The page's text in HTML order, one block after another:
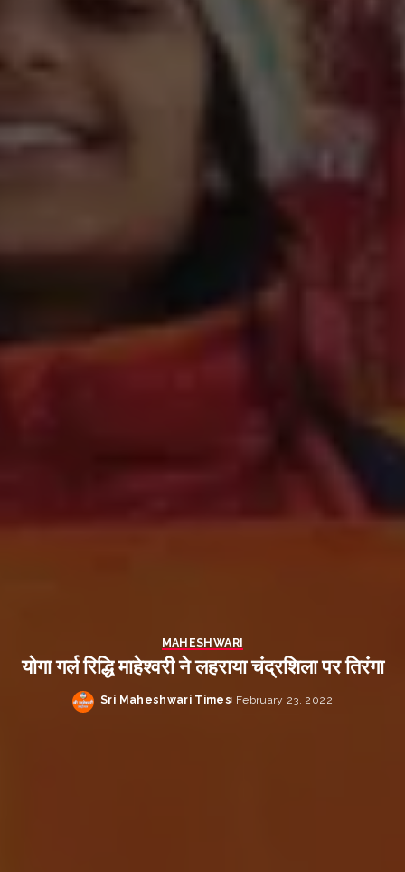
MAHESHWARI
योगा गर्ल रिद्धि माहेश्वरी ने लहराया चंद्रशिला पर तिरंगा
Posted
Sri Maheshwari Times February 23, 2022